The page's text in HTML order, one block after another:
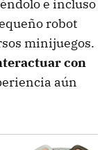
e incluso
robot
minijuegos.
con
aún